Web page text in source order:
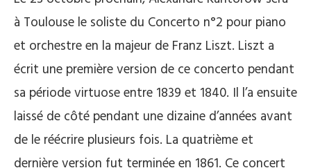
à Toulouse le soliste du Concerto n°2 pour piano
et orchestre en la majeur de Franz Liszt. Liszt a
écrit une première version de ce concerto pendant
sa période virtuose entre 1839 et 1840. Il l’a ensuite
laissé de côté pendant une dizaine d’années avant
de le réécrire plusieurs fois. La quatrième et
dernière version fut terminée en 1861. Ce concert